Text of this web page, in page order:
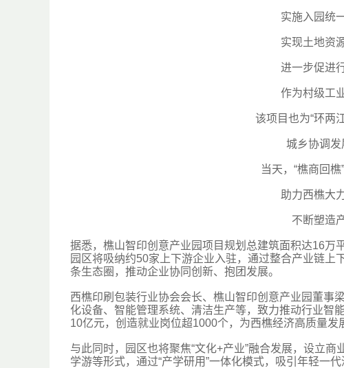
实施入园统
实现土地资
进一步促进
作为村级工
该项目也为“环两
城乡协调
当天，“樵商回
助力西樵大
不断塑造
据悉，樵山智印创意产业园项目规划总建筑面积达16万
园区将吸纳约50家上下游企业入驻，通过整合产业链
条生态圈，推动企业协同创新、抱团发展。
西樵印刷包装行业协会会长、樵山智印创意产业园董事
化设备、智能管理系统、清洁生产等，致力推动行业智
10亿元，创造就业岗位超1000个，为西樵经济高质量发
与此同时，园区也将聚焦“文化+产业”融合发展，设立
学游等形式，通过“产学研用”一体化模式，吸引年轻一